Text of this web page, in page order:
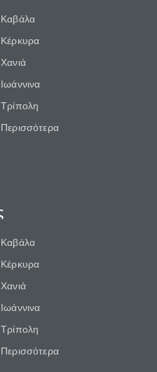
Καβάλα
Κέρκυρα
Χανιά
Ιωάννινα
Τρίπολη
Περισσότερα
Καβάλα
Κέρκυρα
Χανιά
Ιωάννινα
Τρίπολη
Περισσότερα